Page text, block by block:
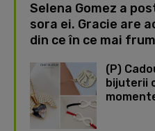
Selena Gomez a
sora ei. Gracie are
din ce în ce mai
(P)
bijuterii